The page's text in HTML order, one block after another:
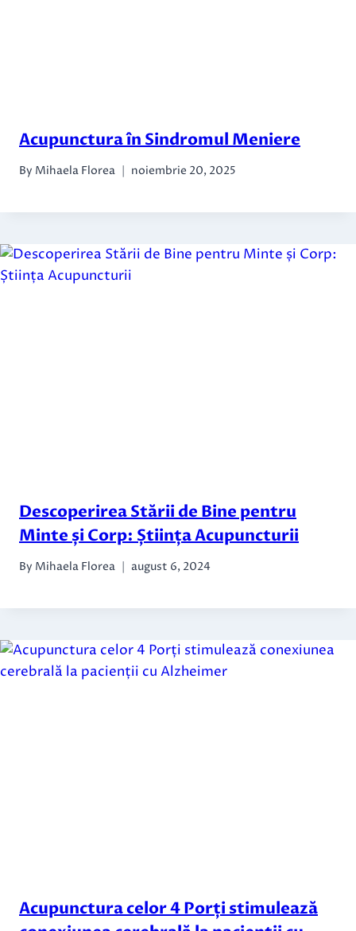
Acupunctura în Sindromul Meniere
By Mihaela Florea noiembrie 20, 2025
Descoperirea Stării de Bine pentru
Minte și Corp: Știința Acupuncturii
By Mihaela Florea august 6, 2024
Acupunctura celor 4 Porți stimulează